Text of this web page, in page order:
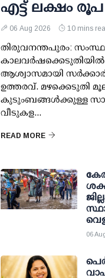
എട്ട് ലക്ഷം
06 Aug 2026 10 mins
തിരുവനന്തപുരം:
ആശ്വാസമായി
ഉത്തരവ്. മഴക്കെടുതി
കുടുംബങ്ങള്‍ക്കുള്ള
വീടുകള...
READ MORE
06